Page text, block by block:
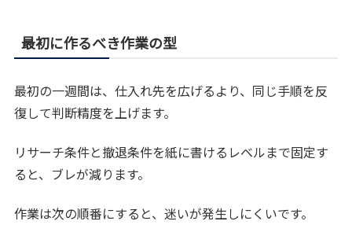
最初に作るべき作業の型
最初の一週間は、仕入れ先を広げるより、同じ手順を反
復して判断精度を上げます。
リサーチ条件と撤退条件を紙に書けるレベルまで固定す
ると、ブレが減ります。
作業は次の順番にすると、迷いが発生しにくいです。